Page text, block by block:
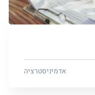
אדמיניסטרציה